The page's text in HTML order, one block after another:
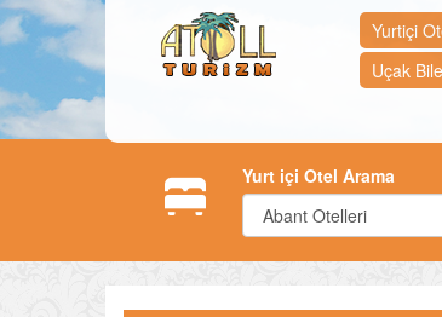
Yurtiçi
Uçak
Yurt içi Otel Arama